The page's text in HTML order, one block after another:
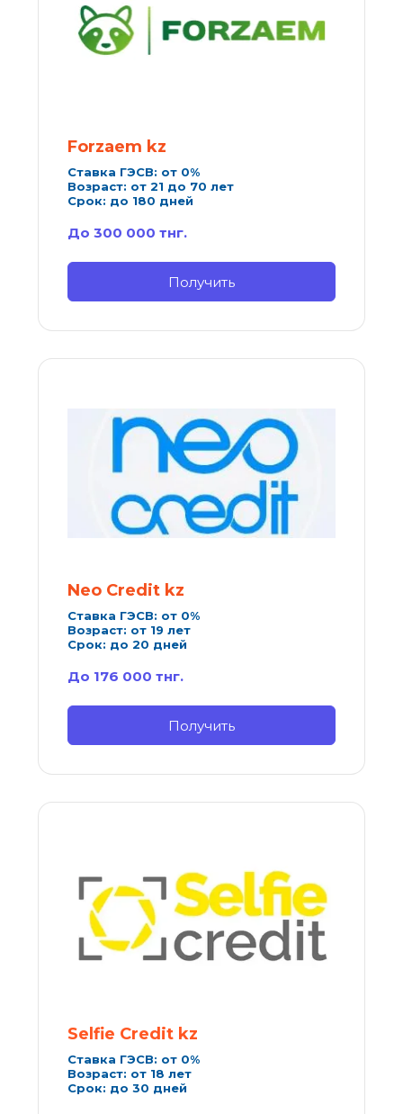
Forzaem kz
Ставка ГЭСВ: от 0%
Возраст: от 21 до 70 лет
Срок: до 180 дней
До 300 000 тнг.
Получить
Neo Credit kz
Ставка ГЭСВ: от 0%
Возраст: от 19 лет
Срок: до 20 дней
До 176 000 тнг.
Получить
Selfie Credit kz
Ставка ГЭСВ: от 0%
Возраст: от 18 лет
Срок: до 30 дней